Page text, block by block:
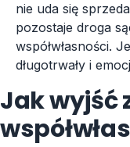
nie uda się
pozostaje droga
współwłasności.
długotrwały i
Jak wyjść